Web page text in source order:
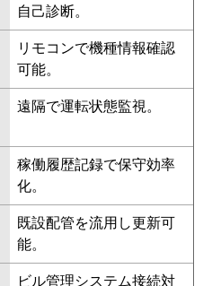
自己診断。
リモコンで機種情報確認
可能。
遠隔で運転状態監視。
稼働履歴記録で保守効率
化。
既設配管を流用し更新可
能。
ビル管理システム接続対